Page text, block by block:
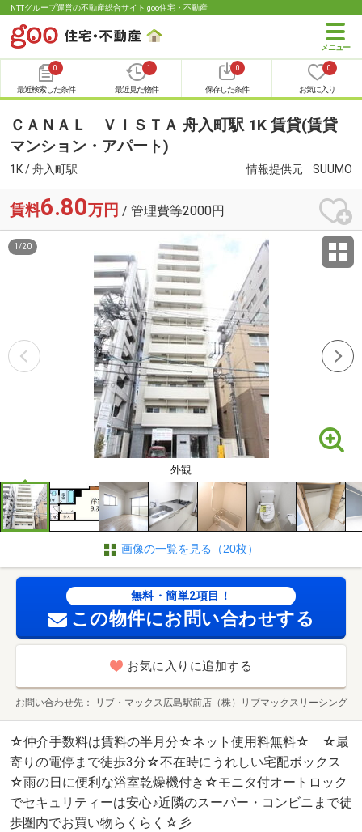
NTTグループ運営の不動産総合サイト goo住宅・不動産
0
最近検索した条件
1
最近見た物件
0
保存した条件
0
お気に入り
ＣＡＮＡＬ ＶＩＳＴＡ 舟入町駅 1K 賃貸(賃貸
マンション・アパート)
1K / 舟入町駅 情報提供元 SUUMO
賃料6.80万円 / 管理費等2000円
外観
1 /20
画像の一覧を見る（20枚）
無料・簡単2項目！
この物件にお問い合わせする
お気に入りに追加する
お問い合わせ先 リブ・マックス広島駅前店（株）リブマックスリーシング
☆仲介手数料は賃料の半月分☆ネット使用料無料☆ ☆最
寄りの電停まで徒歩3分☆不在時にうれしい宅配ボックス
☆雨の日に便利な浴室乾燥機付き☆モニタ付オートロック
でセキュリティーは安心♪近隣のスーパー・コンビニまで徒
歩圏内でお買い物らくらく☆彡